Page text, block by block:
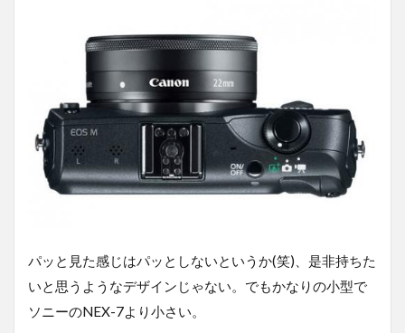
パッと見た感じはパッとしないというか(笑)、是非持ちた
いと思うようなデザインじゃない。でもかなりの小型で
ソニーのNEX-7より小さい。